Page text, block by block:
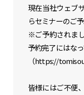
・会社概要
・トミソーのお
・SNS
現在当社ウェブ
らセミナーのご
※ご予約されま
予約完了にはな
（https://
皆様にはご不便